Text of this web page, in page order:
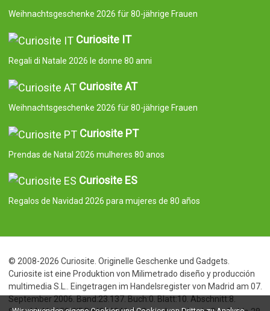
Weihnachtsgeschenke 2026 für 80-jährige Frauen
Curiosite IT
Regali di Natale 2026 le donne 80 anni
Curiosite AT
Weihnachtsgeschenke 2026 für 80-jährige Frauen
Curiosite PT
Prendas de Natal 2026 mulheres 80 anos
Curiosite ES
Regalos de Navidad 2026 para mujeres de 80 años
© 2008-2026 Curiosite. Originelle Geschenke und Gadgets.
Curiosite ist eine Produktion von Milimetrado diseño y producción
multimedia S.L.. Eingetragen im Handelsregister von Madrid am 07.
September 2006. Band:23.137. Buch:0. Blatt:10. Abschnitt:8.